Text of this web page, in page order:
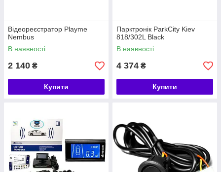
Відеореєстратор Playme
Nembus
В наявності
2 140 ₴
Купити
Парктронік ParkCity Kiev
818/302L Black
В наявності
4 374 ₴
Купити